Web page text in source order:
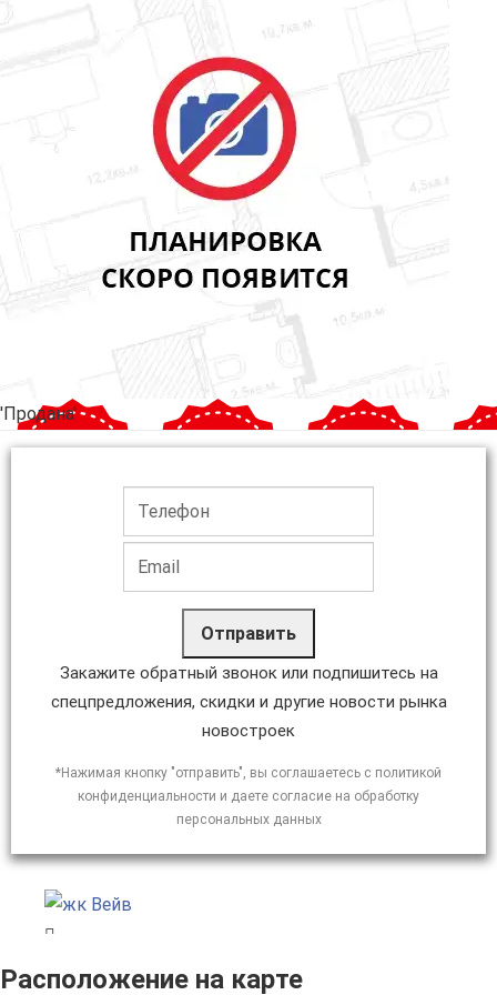
'Продана'
Отправить
Закажите обратный звонок или подпишитесь на
спецпредложения, скидки и другие новости рынка
новостроек
*Нажимая кнопку "отправить", вы соглашаетесь с политикой
конфиденциальности и даете согласие на обработку
персональных данных
Расположение на карте